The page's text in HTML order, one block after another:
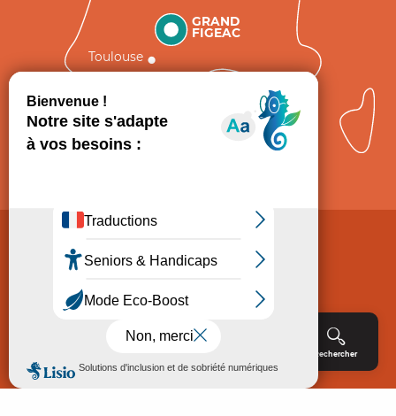
Rechercher
GRAND
FIGEAC
Toulouse
Politique de Protection des données
Consentement
Accessibilité : non conforme